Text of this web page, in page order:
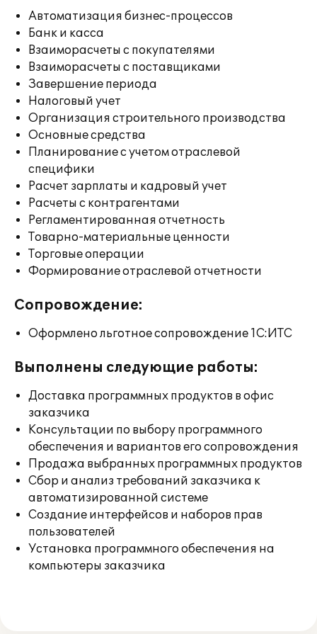
Автоматизация бизнес-процессов
Банк и касса
Взаиморасчеты с покупателями
Взаиморасчеты с поставщиками
Завершение периода
Налоговый учет
Организация строительного производства
Основные средства
Планирование с учетом отраслевой
специфики
Расчет зарплаты и кадровый учет
Расчеты с контрагентами
Регламентированная отчетность
Товарно-материальные ценности
Торговые операции
Формирование отраслевой отчетности
Сопровождение:
Оформлено льготное сопровождение 1С:ИТС
Выполнены следующие работы:
Доставка программных продуктов в офис
заказчика
Консультации по выбору программного
обеспечения и вариантов его сопровождения
Продажа выбранных программных продуктов
Сбор и анализ требований заказчика к
автоматизированной системе
Создание интерфейсов и наборов прав
пользователей
Установка программного обеспечения на
компьютеры заказчика